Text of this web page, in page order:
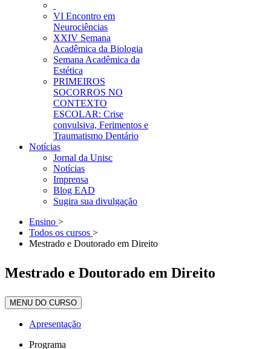
VI Encontro em
Neurociências
XXIV Semana
Acadêmica da Biologia
Semana Acadêmica da
Estética
PRIMEIROS
SOCORROS NO
CONTEXTO
ESCOLAR: Crise
convulsiva, Ferimentos e
Traumatismo Dentário
Notícias
Jornal da Unisc
Notícias
Imprensa
Blog EAD
Sugira sua divulgação
Ensino >
Todos os cursos >
Mestrado e Doutorado em Direito
Mestrado e Doutorado em Direito
MENU DO CURSO
Apresentação
Programa